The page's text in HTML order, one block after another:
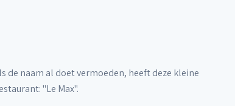
de naam al doet vermoeden, heeft deze kleine
"Le Max".